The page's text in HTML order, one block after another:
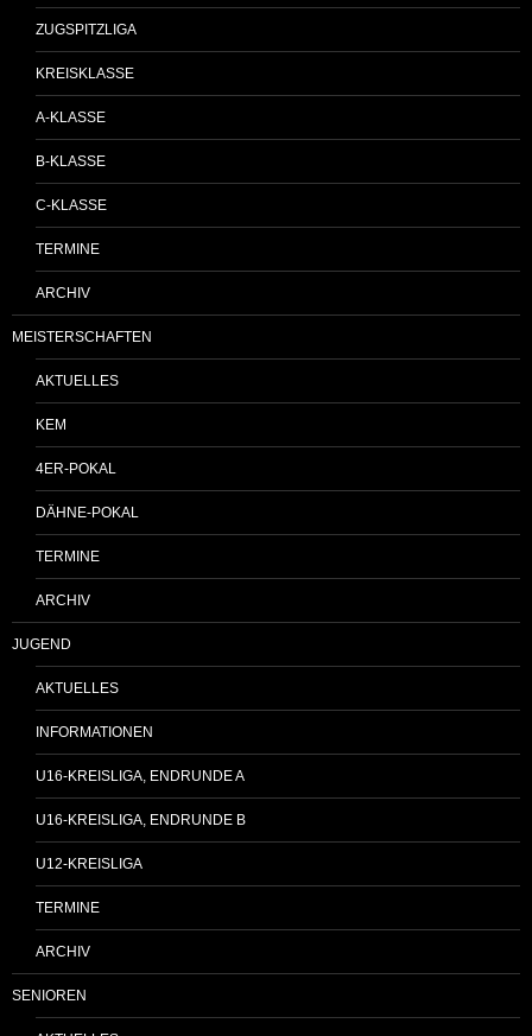
ZUGSPITZLIGA
KREISKLASSE
A-KLASSE
B-KLASSE
C-KLASSE
TERMINE
ARCHIV
MEISTERSCHAFTEN
AKTUELLES
KEM
4ER-POKAL
DÄHNE-POKAL
TERMINE
ARCHIV
JUGEND
AKTUELLES
INFORMATIONEN
U16-KREISLIGA, ENDRUNDE A
U16-KREISLIGA, ENDRUNDE B
U12-KREISLIGA
TERMINE
ARCHIV
SENIOREN